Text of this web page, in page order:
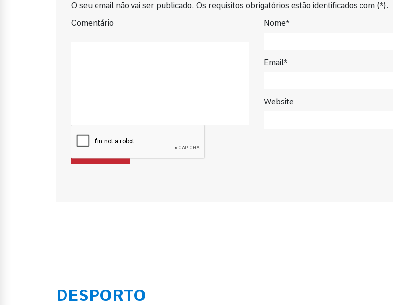
O seu email não vai ser publicado. Os requisitos obrigatórios estão identificados com (*).
Comentário
Nome*
Email*
Website
DESPORTO